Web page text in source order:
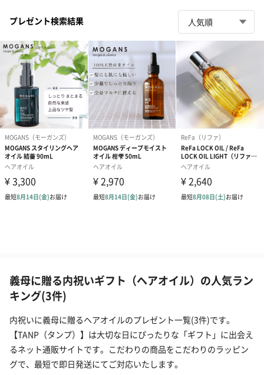
プレゼント検索結果
義母に贈る内祝いギフト（ヘアオイル）の人気ラン
キング(3件)
内祝いに義母に贈るヘアオイルのプレゼント一覧(3件)です。
【TANP（タンプ）】は大切な日にぴったりな「ギフト」に出会え
るネット通販サイトです。こだわりの商品をこだわりのラッピン
グで、最短で即日発送にてご対応いたします。